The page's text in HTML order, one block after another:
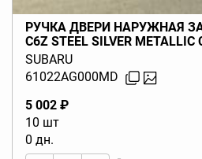
РУЧКА ДВЕРИ НАРУЖНАЯ
C6Z STEEL SILVER
LEGACY BL BP (B13) 2003-2009
SUBARU
61022AG000MD
5 002 ₽
10 шт
0 дн.